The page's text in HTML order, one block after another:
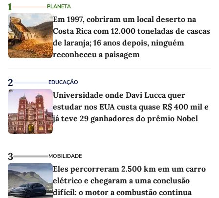
1 PLANETA
Em 1997, cobriram um local deserto na
Costa Rica com 12.000 toneladas de cascas
de laranja; 16 anos depois, ninguém
reconheceu a paisagem
2 EDUCAÇÃO
Universidade onde Davi Lucca quer
estudar nos EUA custa quase R$ 400 mil e
já teve 29 ganhadores do prêmio Nobel
3 MOBILIDADE
Eles percorreram 2.500 km em um carro
elétrico e chegaram a uma conclusão
difícil: o motor a combustão continua